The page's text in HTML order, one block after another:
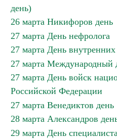
день)
26 марта Никифоров день
27 марта День нефролога
27 марта День
27 марта Международный
27 марта День войск
Российской Федерации
27 марта Венедиктов день
28 марта Александров
29 марта День